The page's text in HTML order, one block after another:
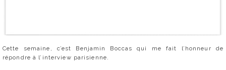
Cette semaine, c’est Benjamin Boccas qui me fait l’honneur de
répondre à l’interview parisienne.